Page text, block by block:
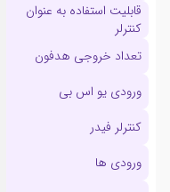
قابلیت استفاده به عنوان
کنترلر
تعداد خروجی هدفون
ورودی یو اس بی
کنترلر فیدر
ورودی ها